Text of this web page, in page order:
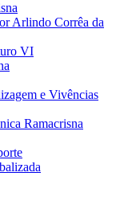
Arlindo Corrêa da
VI
e Vivências
Ramacrisna